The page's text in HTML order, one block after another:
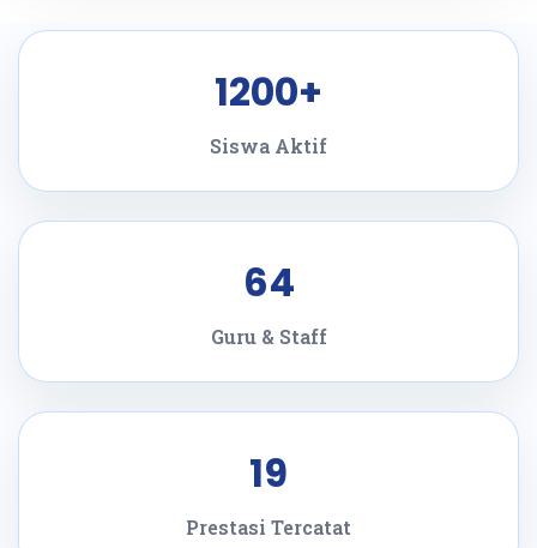
1200+
Siswa Aktif
64
Guru & Staff
19
Prestasi Tercatat